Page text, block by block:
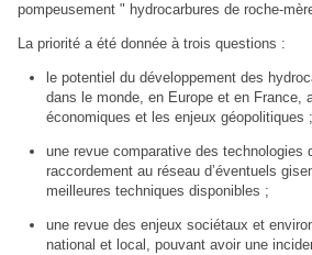
pompeusement " hydrocarbures de roche-
La priorité a été donnée à trois questions :
le potentiel du développement des
dans le monde, en Europe et en France,
économiques et les enjeux géopolitiques ;
une revue comparative des technologies
raccordement au réseau d’éventuels
meilleures techniques disponibles ;
une revue des enjeux sociétaux et
national et local, pouvant avoir une